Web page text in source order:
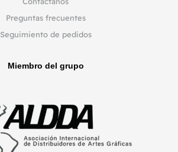
Preguntas frecuentes
Seguimiento de pedidos
Miembro del grupo